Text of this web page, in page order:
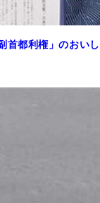
首都利権」のおいし